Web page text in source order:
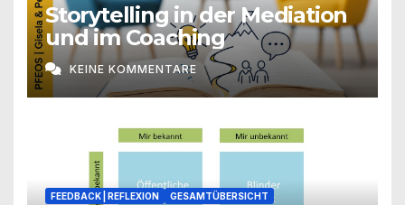
Storytelling in der Mediation
und im Coaching
KEINE KOMMENTARE
FEEDBACK | REFLEXION GESAMTÜBERSICHT